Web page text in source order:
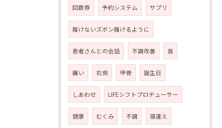
回数券 予約システム サプリ
履けないズボン履けるように
患者さんとの会話 不調改善 首
痛い 右側 甲骨 誕生日
しあわせ LIFEシフトプロヂューサー
健康 むくみ 不調 寝違え